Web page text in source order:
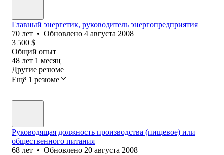
Главный энергетик, руководитель энергопредприятия
70 лет • Обновлено 4 августа 2008
3 500 $
Общий опыт
48 лет 1 месяц
Другие резюме
Ещё 1 резюме
Руководящая должность производства (пищевое) или
общественного питания
68 лет • Обновлено 20 августа 2008